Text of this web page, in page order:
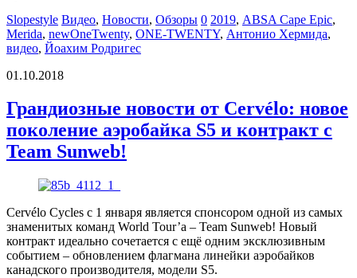
Slopestyle Видео, Новости, Обзоры 0 2019, ABSA Cape Epic,
Merida, newOneTwenty, ONE-TWENTY, Антонио Хермида,
видео, Йоахим Родригес
01.10.2018
Грандиозные новости от Cervélo: новое
поколение аэробайка S5 и контракт с
Team Sunweb!
Cervélo Cycles с 1 января является спонсором одной из самых
знаменитых команд World Tour’а – Team Sunweb! Новый
контракт идеально сочетается с ещё одним эксклюзивным
событием – обновлением флагмана линейки аэробайков
канадского производителя, модели S5.